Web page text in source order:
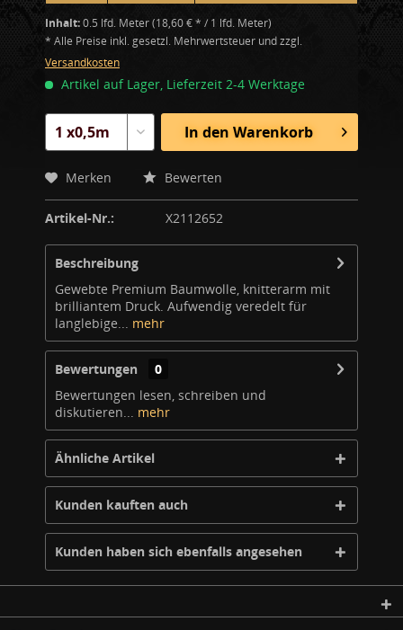
Inhalt:0.5 lfd. Meter (18,60 € * / 1 lfd. Meter)
* Alle Preise inkl. gesetzl. Mehrwertsteuer und zzgl.
Versandkosten
Artikel auf Lager, Lieferzeit 2-4 Werktage
In den Warenkorb
Merken Bewerten
Artikel-Nr.: X2112652
Beschreibung
Gewebte Premium Baumwolle, knitterarm mit
brilliantem Druck. Aufwendig veredelt für
langlebige... mehr
Bewertungen
0
Bewertungen lesen, schreiben und
diskutieren... mehr
Ähnliche Artikel
Kunden kauften auch
Kunden haben sich ebenfalls angesehen